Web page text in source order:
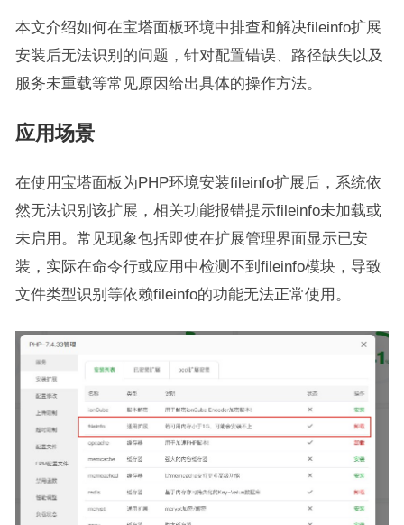
本文介绍如何在宝塔面板环境中排查和解决fileinfo扩展
安装后无法识别的问题，针对配置错误、路径缺失以及
服务未重载等常见原因给出具体的操作方法。
应用场景
在使用宝塔面板为PHP环境安装fileinfo扩展后，系统依
然无法识别该扩展，相关功能报错提示fileinfo未加载或
未启用。常见现象包括即使在扩展管理界面显示已安
装，实际在命令行或应用中检测不到fileinfo模块，导致
文件类型识别等依赖fileinfo的功能无法正常使用。